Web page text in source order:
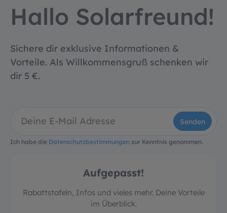
Hallo Solarfreund!
Sichere dir exklusive Informationen &
Vorteile. Als Willkommensgruß schenken wir
dir 5 €.
Senden
Ich habe die Datenschutzbestimmungen zur Kenntnis genommen.
Aufgepasst!
Rabattstafeln, Infos und vieles mehr. Deine Vorteile
im Überblick.